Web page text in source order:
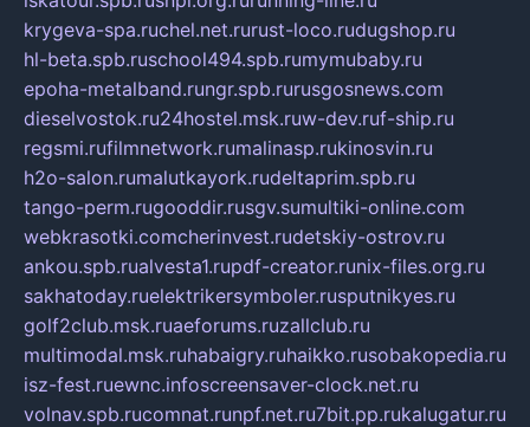
krygeva-spa.ruchel.net.rurust-loco.rudugshop.ru
hl-beta.spb.ruschool494.spb.rumymubaby.ru
epoha-metalband.rungr.spb.rurusgosnews.com
dieselvostok.ru24hostel.msk.ruw-dev.ruf-ship.ru
regsmi.rufilmnetwork.rumalinasp.rukinosvin.ru
h2o-salon.rumalutkayork.rudeltaprim.spb.ru
tango-perm.rugooddir.rusgv.sumultiki-online.com
webkrasotki.comcherinvest.rudetskiy-ostrov.ru
ankou.spb.rualvesta1.rupdf-creator.runix-files.org.ru
sakhatoday.ruelektrikersymboler.rusputnikyes.ru
golf2club.msk.ruaeforums.ruzallclub.ru
multimodal.msk.ruhabaigry.ruhaikko.rusobakopedia.ru
isz-fest.ruewnc.infoscreensaver-clock.net.ru
volnav.spb.rucomnat.runpf.net.ru7bit.pp.rukalugatur.ru